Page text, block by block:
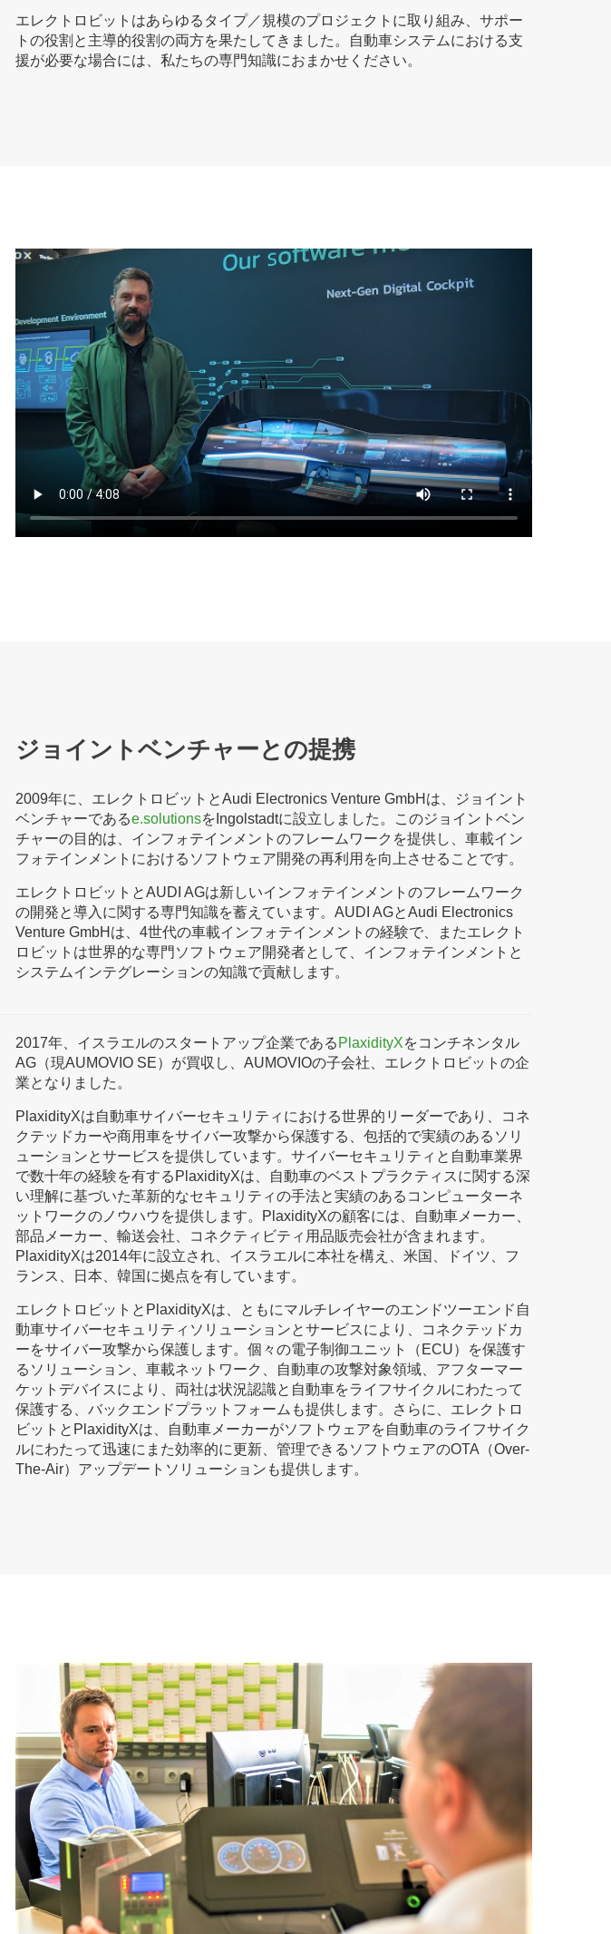
エレクトロビットはあらゆるタイプ／規模のプロジェクトに取り組み、サポー
トの役割と主導的役割の両方を果たしてきました。自動車システムにおける支
援が必要な場合には、私たちの専門知識におまかせください。
ジョイントベンチャーとの提携
2009年に、エレクトロビットとAudi Electronics Venture GmbHは、ジョイント
ベンチャーであるe.solutionsをIngolstadtに設立しました。このジョイントベン
チャーの目的は、インフォテインメントのフレームワークを提供し、車載イン
フォテインメントにおけるソフトウェア開発の再利用を向上させることです。
エレクトロビットとAUDI AGは新しいインフォテインメントのフレームワーク
の開発と導入に関する専門知識を蓄えています。AUDI AGとAudi Electronics
Venture GmbHは、4世代の車載インフォテインメントの経験で、またエレクト
ロビットは世界的な専門ソフトウェア開発者として、インフォテインメントと
システムインテグレーションの知識で貢献します。
2017年、イスラエルのスタートアップ企業である PlaxidityXをコンチネンタル
AG（現AUMOVIO SE）が買収し、AUMOVIOの子会社、エレクトロビットの企
業となりました。
PlaxidityXは自動車サイバーセキュリティにおける世界的リーダーであり、コネ
クテッドカーや商用車をサイバー攻撃から保護する、包括的で実績のあるソリ
ューションとサービスを提供しています。サイバーセキュリティと自動車業界
で数十年の経験を有するPlaxidityXは、自動車のベストプラクティスに関する深
い理解に基づいた革新的なセキュリティの手法と実績のあるコンピューターネ
ットワークのノウハウを提供します。PlaxidityXの顧客には、自動車メーカー、
部品メーカー、輸送会社、コネクティビティ用品販売会社が含まれます。
PlaxidityXは2014年に設立され、イスラエルに本社を構え、米国、ドイツ、フ
ランス、日本、韓国に拠点を有しています。
エレクトロビットとPlaxidityXは、ともにマルチレイヤーのエンドツーエンド自
動車サイバーセキュリティソリューションとサービスにより、コネクテッドカ
ーをサイバー攻撃から保護します。個々の電子制御ユニット（ECU）を保護す
るソリューション、車載ネットワーク、自動車の攻撃対象領域、アフターマー
ケットデバイスにより、両社は状況認識と自動車をライフサイクルにわたって
保護する、バックエンドプラットフォームも提供します。さらに、エレクトロ
ビットとPlaxidityXは、自動車メーカーがソフトウェアを自動車のライフサイク
ルにわたって迅速にまた効率的に更新、管理できるソフトウェアのOTA（Over-
The-Air）アップデートソリューションも提供します。